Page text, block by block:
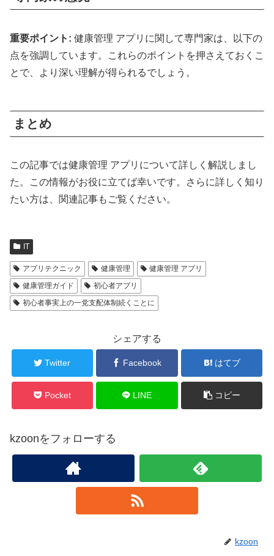
重要ポイント: 健康管理 アプリに関して専門家は、以下の
点を強調しています。これらのポイントを押さえておくこ
とで、より深い理解が得られるでしょう。
まとめ
この記事では健康管理 アプリについて詳しく解説しまし
た。この情報がお役に立てば幸いです。さらに詳しく知り
たい方は、関連記事もご覧ください。
IT
アプリテクニック 健康管理
健康管理 アプリ
健康管理ガイド
初心者アプリ
初心者事実上の一党支配体制続くことに
シェアする
Twitter Facebook はてブ
Pocket LINE コピー
kzoonをフォローする
kzoon